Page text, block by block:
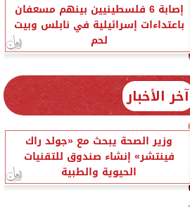
إصابة 6 فلسطينيين بينهم مسعفان
باعتداءات إسرائيلية في نابلس وبيت
لحم
آخر الأخبار
وزير الصحة يبحث مع «جولد راك
فينتشر» إنشاء صندوق للتقنيات
الحيوية والطبية